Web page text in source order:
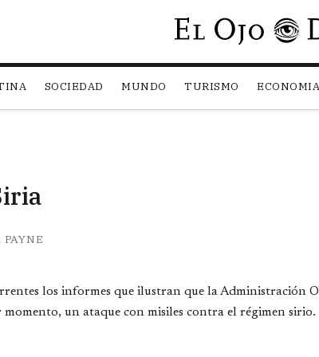
SOCIEDAD MUNDO TURISMO ECONOMIA
los informes que ilustran que la Administración
momento, un ataque con misiles contra el régimen sirio.